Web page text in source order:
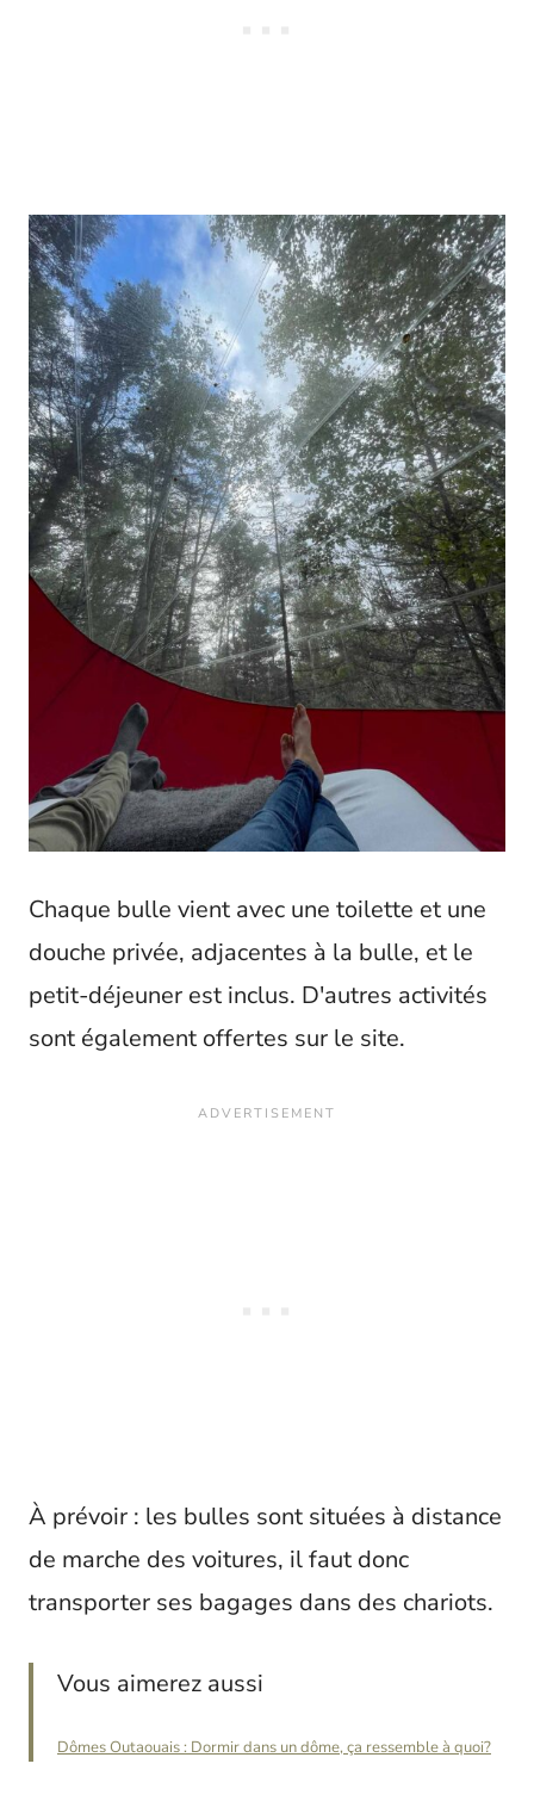
Chaque bulle vient avec une toilette et une
douche privée, adjacentes à la bulle, et le
petit-déjeuner est inclus. D'autres activités
sont également offertes sur le site.
À prévoir : les bulles sont situées à distance
de marche des voitures, il faut donc
transporter ses bagages dans des chariots.
Vous aimerez aussi
Dômes Outaouais : Dormir dans un dôme, ça ressemble à quoi?